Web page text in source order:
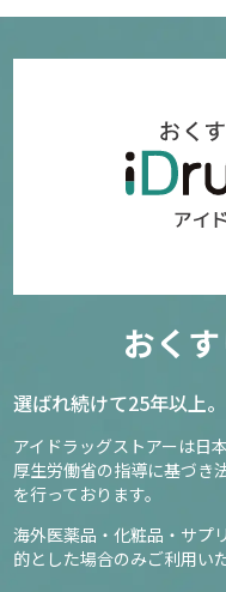
おく
選ばれ続けて25年以上。
アイドラッグストアーは日
厚生労働省の指導に基づき
を行っております。
海外医薬品・化粧品・サプ
的とした場合のみご利用い